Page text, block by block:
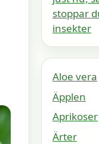
stoppar
insekter
Aloe vera
Äpplen
Aprikoser
Ärter